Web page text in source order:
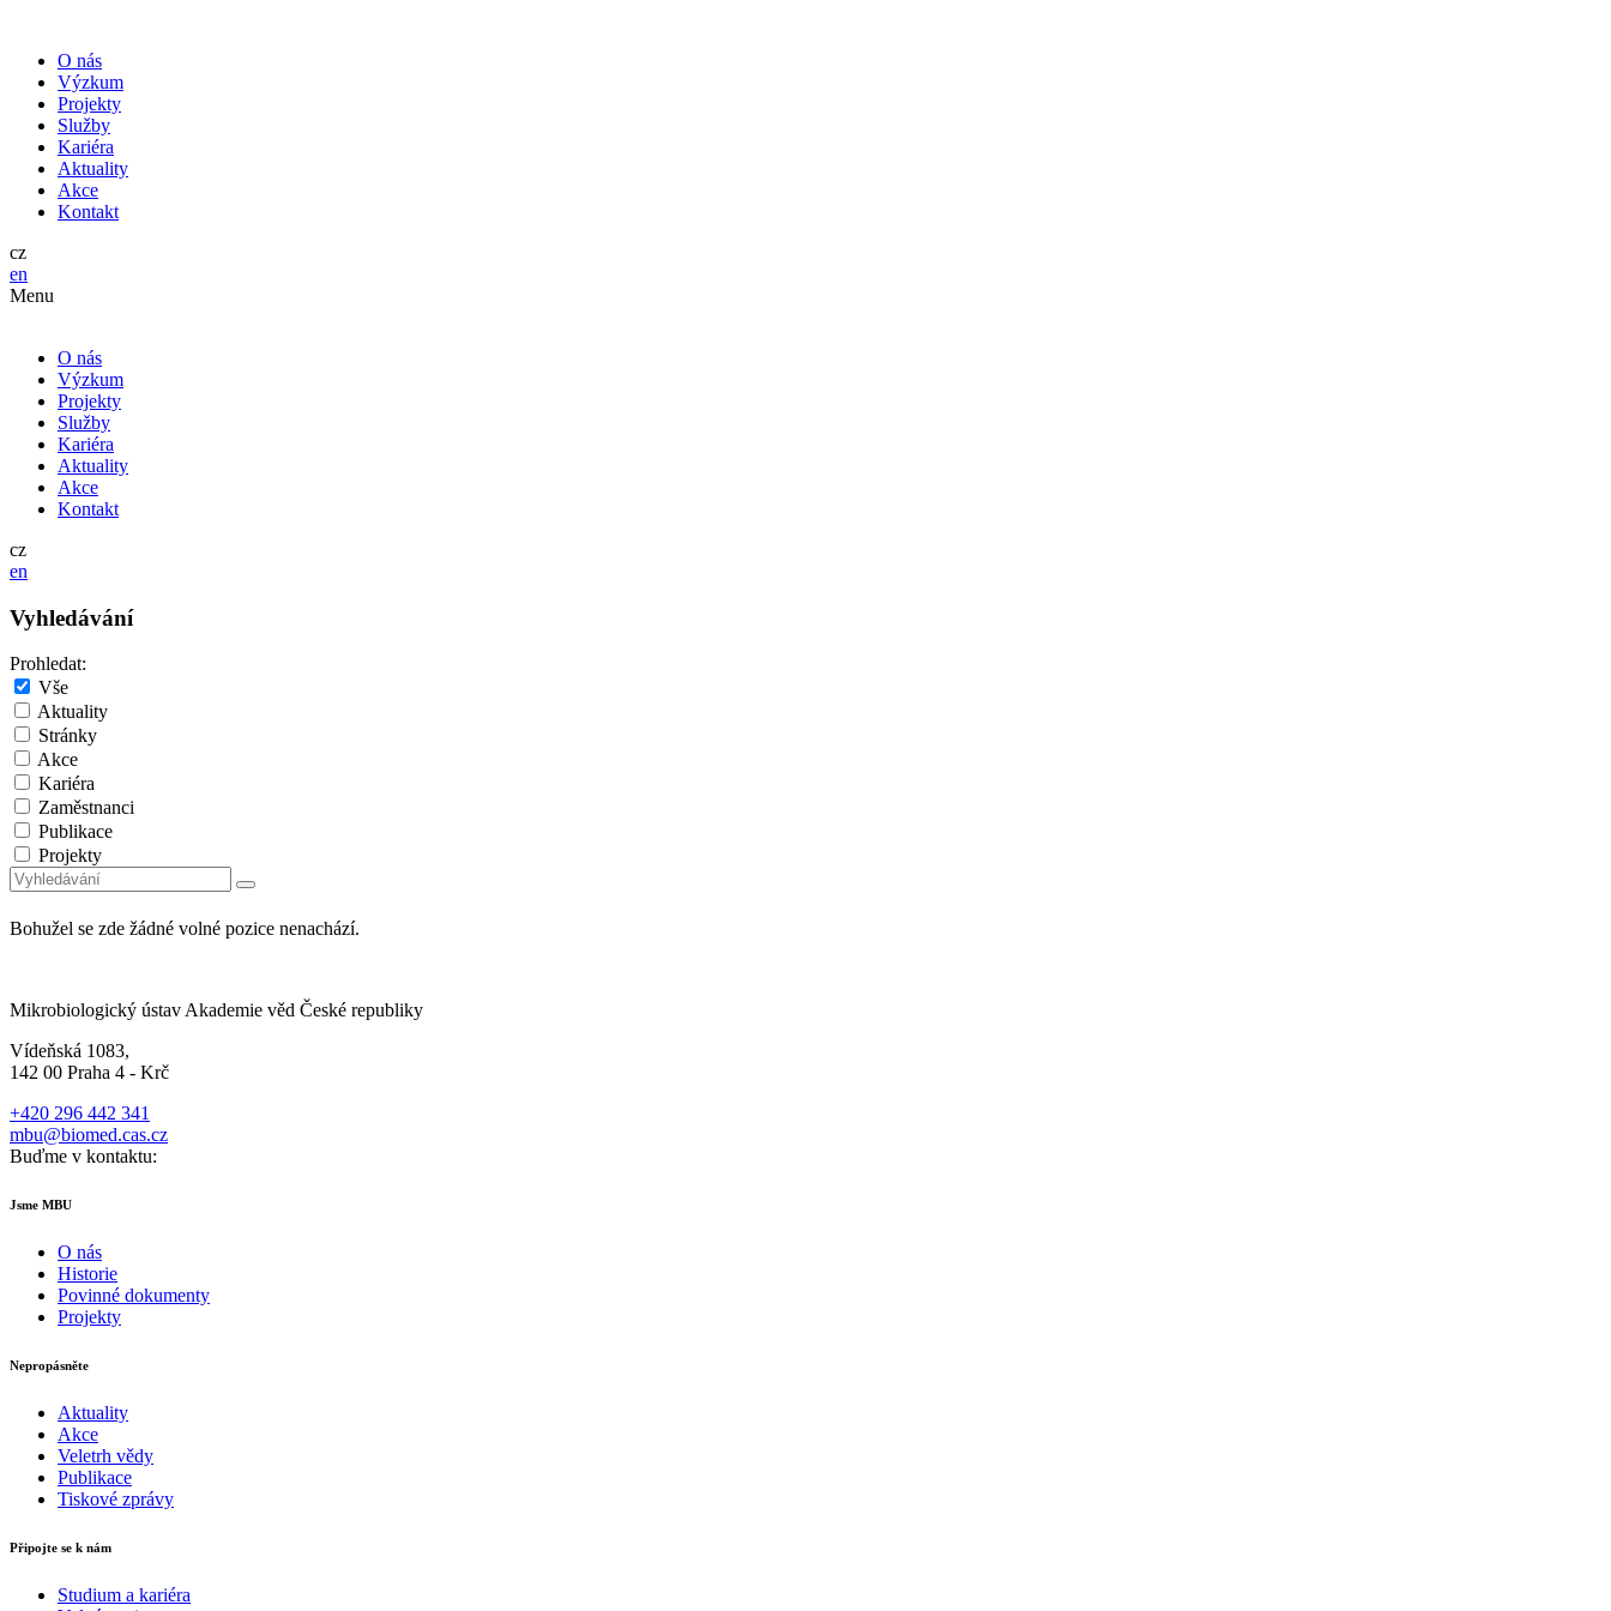
O nás
Výzkum
Projekty
Služby
Kariéra
Aktuality
Akce
Kontakt
cz
en
Menu
O nás
Výzkum
Projekty
Služby
Kariéra
Aktuality
Akce
Kontakt
cz
en
Vyhledávání
Prohledat:
Vše
Aktuality
Stránky
Akce
Kariéra
Zaměstnanci
Publikace
Projekty
Bohužel se zde žádné volné pozice nenachází.
Mikrobiologický ústav Akademie věd České republiky
Vídeňská 1083,
142 00 Praha 4 - Krč
+420 296 442 341
mbu@biomed.cas.cz
Buďme v kontaktu:
Jsme MBU
O nás
Historie
Povinné dokumenty
Projekty
Nepropásněte
Aktuality
Akce
Veletrh vědy
Publikace
Tiskové zprávy
Připojte se k nám
Studium a kariéra